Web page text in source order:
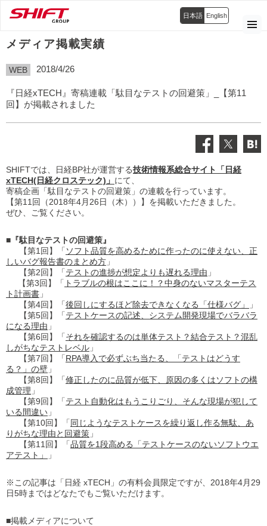
日本語 English
メディア掲載実績
WEB 2018/4/26
『日経xTECH』寄稿連載「駄目なテストの回避策」_【第11
回】が掲載されました
SHIFTでは、日経BP社が運営する技術情報系総合サイト「日経
xTECH(日経クロステック)」 にて、
寄稿企画「駄目なテストの回避策」の連載を行っています。
【第11回（2018年4月26日（木））】を掲載いただきました。
ぜひ、ご覧ください。
■『駄目なテストの回避策』
【第1回】「 ソフト品質を高めるために作ったのに使えない、正
しいバグ報告書のまとめ方 」
【第2回】「テストの進捗が想定よりも遅れる理由 」
【第3回】「 トラブルの根はここに！？中身のないマスターテス
ト計画書 」
【第4回】「後回しにするほど除去できなくなる「仕様バグ」
」
【第5回】「テストケースの記述、システム開発現場でバラバラ
になる理由 」
【第6回】「それを確認するのは単体テスト？結合テスト？混乱
しがちなテストレベル 」
【第7回】「RPA導入で必ずぶち当たる、「テストはどうす
る？」の壁 」
【第8回】「修正したのに品質が低下、原因の多くはソフトの構
成管理 」
【第9回】「テスト自動化はもうこりごり、そんな現場が犯して
いる間違い 」
【第10回】「同じようなテストケースを繰り返し作る無駄、あ
りがちな理由と回避策 」
【第11回】「品質を1段高める「テストケースのないソフトウエ
アテスト」
」
※この記事は「日経 xTECH」の有料会員限定ですが、2018年4月29
日5時まではどなたでもご覧いただけます。
■掲載メディアについて